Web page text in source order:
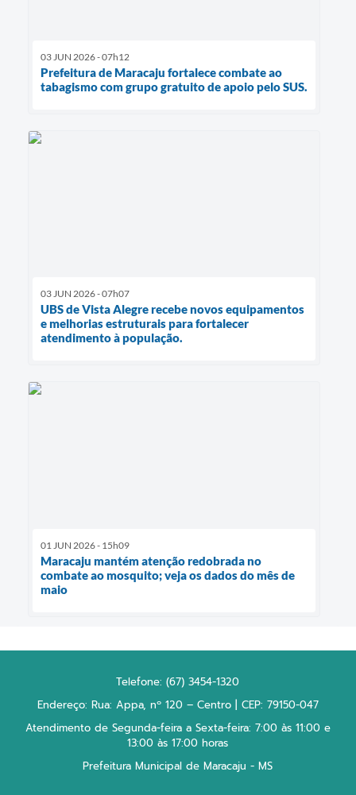
03 JUN 2026 - 07h12
Prefeitura de Maracaju fortalece combate ao
tabagismo com grupo gratuito de apoio pelo SUS.
03 JUN 2026 - 07h07
UBS de Vista Alegre recebe novos equipamentos
e melhorias estruturais para fortalecer
atendimento à população.
01 JUN 2026 - 15h09
Maracaju mantém atenção redobrada no
combate ao mosquito; veja os dados do mês de
maio
Telefone: (67) 3454-1320
Endereço: Rua: Appa, nº 120 – Centro | CEP: 79150-047
Atendimento de Segunda-feira a Sexta-feira: 7:00 às 11:00 e
13:00 às 17:00 horas
Prefeitura Municipal de Maracaju - MS